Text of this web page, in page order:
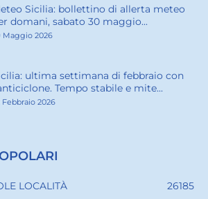
Sicilia: bollettino di allerta meteo
domani, sabato 30 maggio...
Maggio 2026
ultima settimana di febbraio con
Tempo stabile e mite...
Febbraio 2026
LOCALITÀ
26185